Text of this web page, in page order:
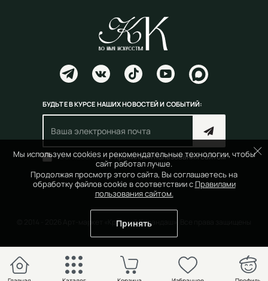
Мы используем cookies и рекомендательные технологии, чтобы
сайт работал лучше.
Продолжая просмотр этого сайта, Вы соглашаетесь на
обработку файлов cookie в соответствии с Правилами
пользования сайтом.
Принять
БУДЬТЕ В КУРСЕ НАШИХ НОВОСТЕЙ И СОБЫТИЙ:
Согласен(на) справилами пользования сайтом
© 2014 - 2026 Арт-маркет «Красный Карандаш». Все права защищены